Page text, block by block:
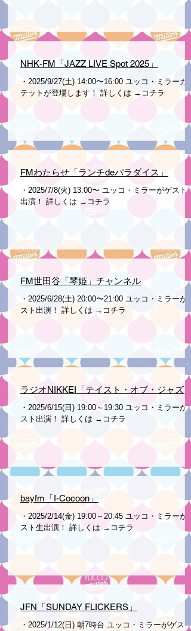
NHK-FM「JAZZ LIVE Spot 2025」
・2025/9/27(土) 14:00〜16:00 ユッコ・ミラーカル
テットが登場します！ 詳しくは →コチラ
FMわたらせ「ランチdeパラダイス」
・2025/7/8(火) 13:00〜 ユッコ・ミラーがゲスト生
出演！ 詳しくは →コチラ
FM世田谷「琴姫」チャンネル
・2025/6/28(土) 20:00〜21:00 ユッコ・ミラーがゲ
スト出演！ 詳しくは →コチラ
ラジオNIKKEI「テイスト・オブ・ジャズ」
・2025/6/15(日) 19:00～19:30 ユッコ・ミラーがゲ
スト出演！ 詳しくは →コチラ
bayfm「I-Cocoon」
・2025/2/14(金) 19:00～20:45 ユッコ・ミラーがゲ
スト生出演！ 詳しくは →コチラ
JFN「SUNDAY FLICKERS」
・2025/1/12(日) 朝7時台 ユッコ・ミラーがゲスト